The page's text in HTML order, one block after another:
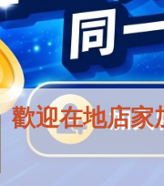
歡迎在地店家